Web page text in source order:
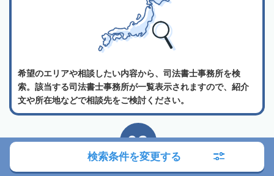
希望のエリアや相談したい内容から、司法書士事務所を検
索。該当する司法書士事務所が一覧表示されますので、紹介
文や所在地などで相談先をご検討ください。
司法書士事務所の詳細を確認
02
検索条件を変更する